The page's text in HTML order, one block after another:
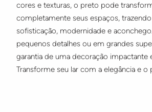
cores e texturas, o preto pode
completamente seus espaços,
sofisticação, modernidade e
pequenos detalhes ou em grandes
garantia de uma decoração impactante
Transforme seu lar com a elegância e